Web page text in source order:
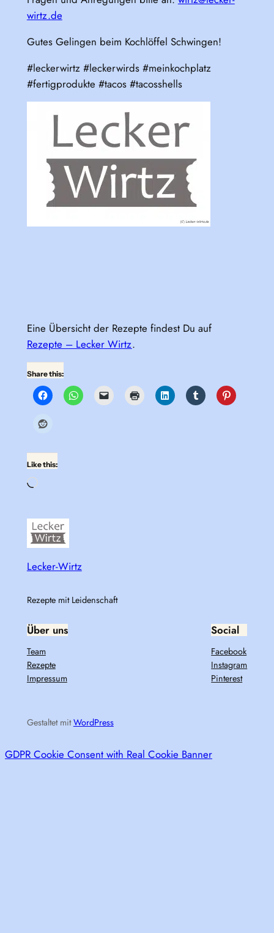
wirtz.de
Gutes Gelingen beim Kochlöffel Schwingen!
#leckerwirtz #leckerwirds #meinkochplatz
#fertigprodukte #tacos #tacosshells
Eine Übersicht der Rezepte findest Du auf
Rezepte – Lecker Wirtz.
Share this:
Like this:
Loading…
Lecker-Wirtz
Rezepte mit Leidenschaft
Über uns
Team
Rezepte
Impressum
Social
Facebook
Instagram
Pinterest
Gestaltet mitWordPress
GDPR Cookie Consent with Real Cookie Banner